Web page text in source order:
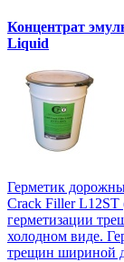
Концентрат
Liquid
Герметик
Crack Filler L12SТ
герметизации
холодном виде.
трещин шириной